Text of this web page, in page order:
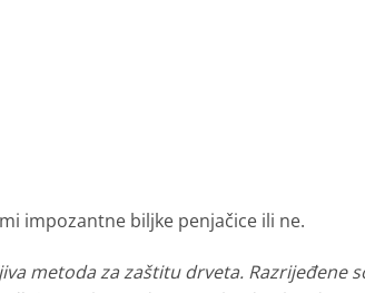
impozantne biljke penjačice ili ne.
metoda za zaštitu drveta. Razrijeđene